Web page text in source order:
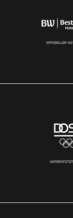
OFFIZIELLER